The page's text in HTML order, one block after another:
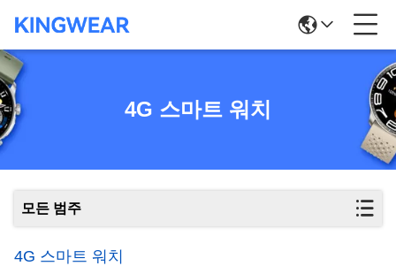
4G 스마트 워치
모든 범주
4G 스마트 워치